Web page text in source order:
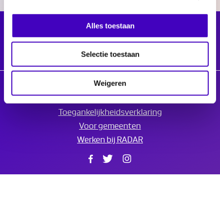
Alles toestaan
Selectie toestaan
Weigeren
© 2026 Radar
Privacyverklaring
Toegankelijkheidsverklaring
Voor gemeenten
Werken bij RADAR
Facebook
Twitter